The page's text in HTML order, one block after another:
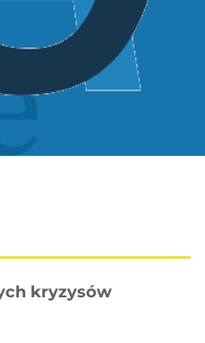
kryzysów